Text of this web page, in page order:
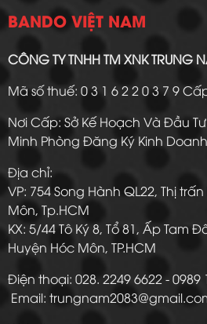
BANDO VIỆT NAM
CÔNG TY TNHH TM XNK TRUNG
Mã số thuế: 0 3 1 6 2 2 0 3 7 9
Nơi Cấp: Sở Kế Hoạch Và Đầu
Minh Phòng Đăng Ký Kinh Doanh
Địa chỉ:
VP: 754 Song Hành QL22, Thị
Môn, Tp.HCM
KX: 5/44 Tô Ký 8, Tổ 81, Ấp Tam
Huyện Hóc Môn, TP.HCM
Điện thoại: 028. 2249 6622
Email: